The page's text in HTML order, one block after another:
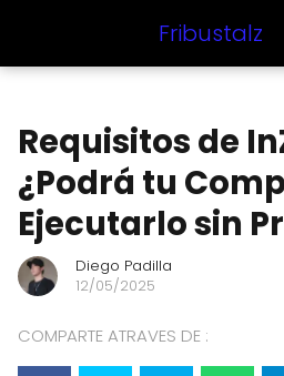
Fribustalz
Requisitos de
¿Podrá tu
Ejecutarlo sin
Diego Padilla
12/05/2025
COMPARTE ATRAVES DE :